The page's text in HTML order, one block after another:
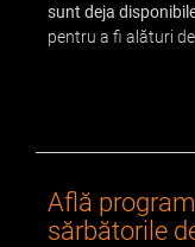
sunt deja
pentru a fi alături
Află
sărbătorile